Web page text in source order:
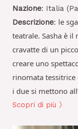
Nazione: Italia
Descrizione: le
teatrale. Sasha è
cravatte di un
creare uno
rinomata tessitrice
i due si mettono
Scopri di più 》